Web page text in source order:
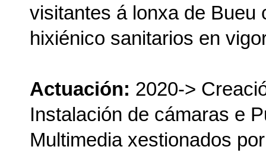
visitantes á lonxa de Bueu
hixiénico sanitarios en
Actuación: 2020->
Instalación de cámaras e
Multimedia xestionados